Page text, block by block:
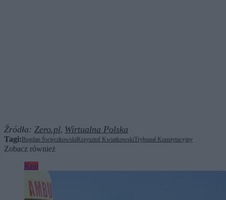
Źródła: Zero.pl, Wirtualna Polska
Tagi: Bogdan Święczkowski Krzysztof KwiatkowskiTrybunał Konstytucyjny
Zobacz również
Kraj